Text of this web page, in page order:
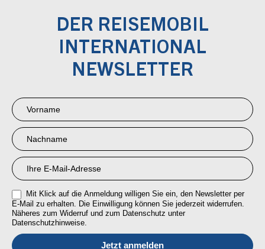
DER REISEMOBIL
INTERNATIONAL
NEWSLETTER
Newsletter
Anmeldung
RMI
Mit Klick auf die Anmeldung willigen Sie ein, den Newsletter per
E-Mail zu erhalten. Die Einwilligung können Sie jederzeit widerrufen.
Näheres zum Widerruf und zum Datenschutz unter
Datenschutzhinweise.